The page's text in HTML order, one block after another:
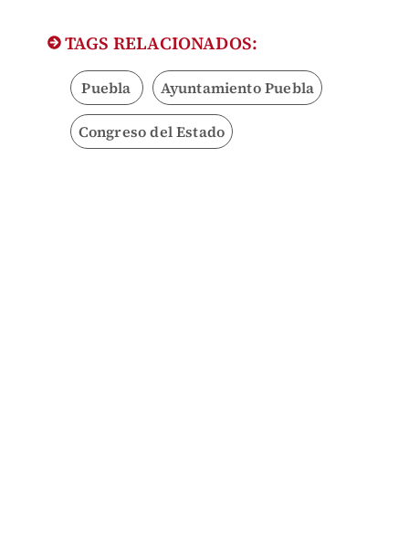
TAGS RELACIONADOS:
Puebla Ayuntamiento Puebla
Congreso del Estado